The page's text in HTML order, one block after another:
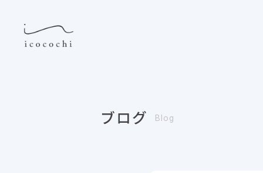
ブログ Blog